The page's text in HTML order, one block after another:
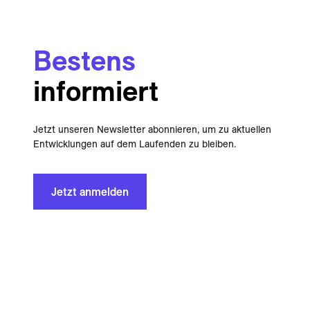
Bestens
informiert
Jetzt unseren Newsletter abonnieren, um zu aktuellen
Entwicklungen auf dem Laufenden zu bleiben.
Jetzt anmelden